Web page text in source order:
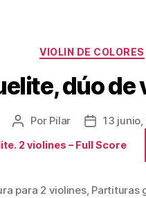
Categorías
VIOLIN DE COLORES
dúo de
Autor
la
Por Pilar
Fecha
la
13
2 violines – Full Score
para 2 violines, Partituras